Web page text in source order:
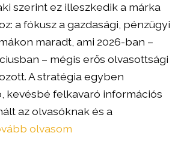
szerint ez illeszkedik a márka
a fókusz a gazdasági, pénzügyi
maradt, ami 2026-ban –
– mégis erős olvasottsági
A stratégia egyben
kevésbé felkavaró információs
az olvasóknak és a
olvasom